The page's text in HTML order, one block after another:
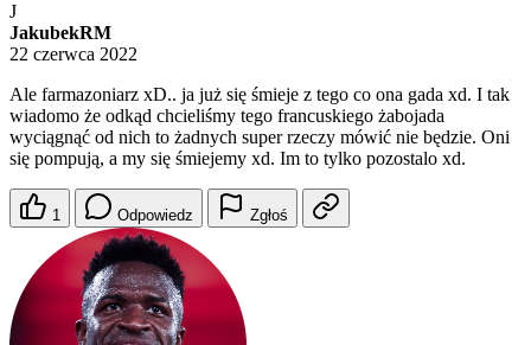
J
JakubekRM
22 czerwca 2022
Ale farmazoniarz xD.. ja już się śmieje z tego co ona gada xd. I tak
wiadomo że odkąd chcieliśmy tego francuskiego żabojada
wyciągnąć od nich to żadnych super rzeczy mówić nie będzie. Oni
się pompują, a my się śmiejemy xd. Im to tylko pozostalo xd.
1 Odpowiedz Zgłoś